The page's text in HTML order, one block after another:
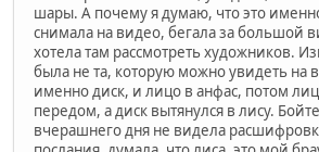
шары. А почему я думаю, что это
снимала на видео, бегала за большой
хотела там рассмотреть художников.
была не та, которую можно увидеть на
именно диск, и лицо в анфас, потом
передом, а диск вытянулся в лису.
вчерашнего дня не видела